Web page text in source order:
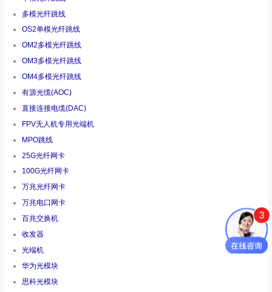
多模光纤跳线
OS2单模光纤跳线
OM2多模光纤跳线
OM3多模光纤跳线
OM4多模光纤跳线
有源光缆(AOC)
直接连接电缆(DAC)
FPV无人机专用光端机
MPO跳线
25G光纤网卡
100G光纤网卡
万兆光纤网卡
万兆电口网卡
百兆交换机
收发器
光端机
华为光模块
思科光模块
3